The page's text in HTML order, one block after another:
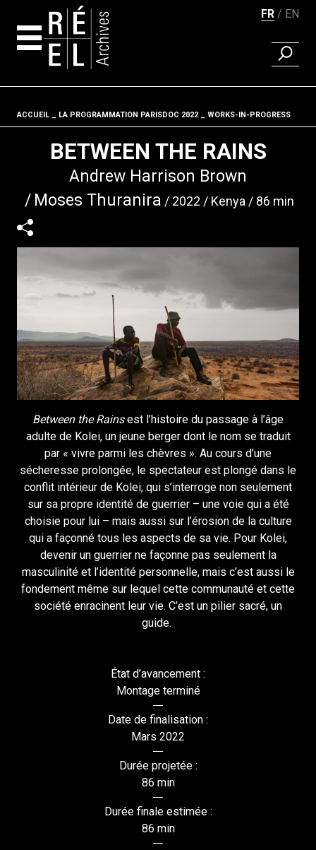
FR EN
Fil d'ariane
ACCUEIL LA PROGRAMMATION PARISDOC 2022 WORKS-IN-PROGRESS
BETWEEN THE RAINS
Andrew Harrison Brown
Moses Thuranira
2022 Kenya 86 min
Between the Rainsest l’histoire du passage à l’âge
adulte de Kolei, un jeune berger dont le nom se traduit
par « vivre parmi les chèvres ». Au cours d’une
sécheresse prolongée, le spectateur est plongé dans le
conflit intérieur de Kolei, qui s’interroge non seulement
sur sa propre identité de guerrier – une voie qui a été
choisie pour lui – mais aussi sur l’érosion de la culture
qui a façonné tous les aspects de sa vie. Pour Kolei,
devenir un guerrier ne façonne pas seulement la
masculinité et l’identité personnelle, mais c’est aussi le
fondement même sur lequel cette communauté et cette
société enracinent leur vie. C’est un pilier sacré, un
guide.
État d’avancement :
Montage terminé
Date de finalisation :
Mars 2022
Durée projetée :
86 min
Durée finale estimée :
86 min